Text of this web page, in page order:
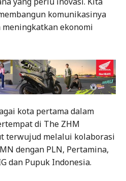
komunikasinya
ekonomi
kota pertama dalam
di The ZHM
terwujud melalui kolaborasi
dengan PLN, Pertamina,
dan Pupuk Indonesia.